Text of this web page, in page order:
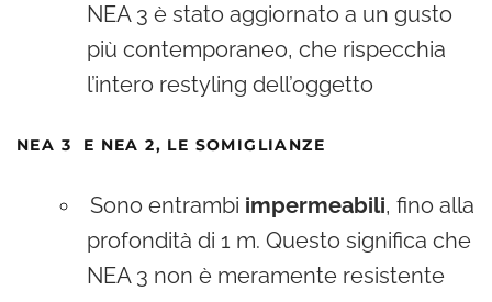
NEA 3 è stato aggiornato a un gusto
più contemporaneo, che rispecchia
l’intero restyling dell’oggetto
NEA 3 E NEA 2, LE SOMIGLIANZE
Sono entrambi impermeabili, fino alla
profondità di 1 m. Questo significa che
NEA 3 non è meramente resistente